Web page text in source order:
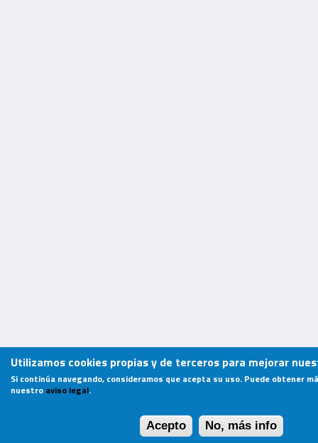
Utilizamos cookies propias y de terceros para mejorar
Si continúa navegando, consideramos que acepta su uso. Puede obtener
nuestro aviso legal.
Acepto No, más info